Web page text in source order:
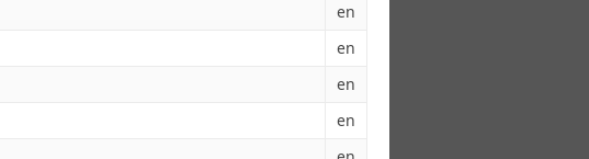
en
en
en
en